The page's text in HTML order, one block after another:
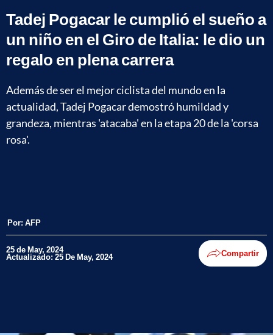
Tadej Pogacar le cumplió el sueño a
un niño en el Giro de Italia: le dio un
regalo en plena carrera
Además de ser el mejor ciclista del mundo en la
actualidad, Tadej Pogacar demostró humildad y
grandeza, mientras 'atacaba' en la etapa 20 de la 'corsa
rosa'.
Por: AFP
25 de May, 2024
Actualizado: 25 De May, 2024 Compartir